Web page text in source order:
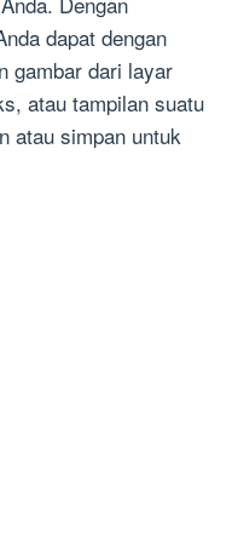
dapat dengan
gambar dari layar
atau tampilan suatu
atau simpan untuk